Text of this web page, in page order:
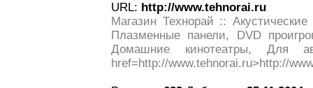
URL: http://www.tehnorai.ru
Магазин Технорай ::
Плазменные панели, DVD
Домашние кинотеатры, Для
href=http://www.tehnorai.ru>http://